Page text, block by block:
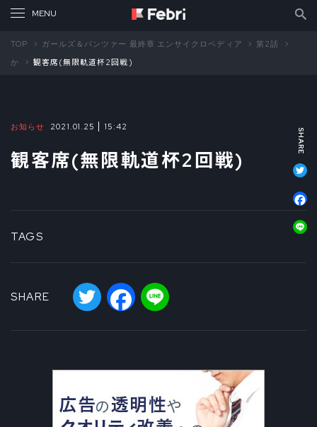
TOP ガールズ＆パンツァー 最終章 エンサイクロペディア
第2話
か
観客席(無限軌道杯2回戦)
お知らせ 2021.01.25 15:42
観客席(無限軌道杯2回戦)
TAGS
SHARE
Twitter Facebook